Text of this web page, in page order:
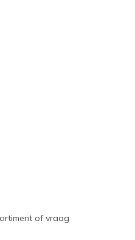
of vraag